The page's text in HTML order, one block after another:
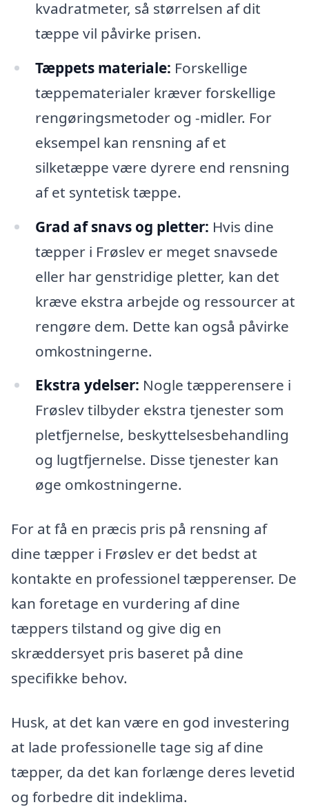
kvadratmeter, så størrelsen af dit
tæppe vil påvirke prisen.
Tæppets materiale: Forskellige
tæppematerialer kræver forskellige
rengøringsmetoder og -midler. For
eksempel kan rensning af et
silketæppe være dyrere end rensning
af et syntetisk tæppe.
Grad af snavs og pletter: Hvis dine
tæpper i Frøslev er meget snavsede
eller har genstridige pletter, kan det
kræve ekstra arbejde og ressourcer at
rengøre dem. Dette kan også påvirke
omkostningerne.
Ekstra ydelser: Nogle tæpperensere i
Frøslev tilbyder ekstra tjenester som
pletfjernelse, beskyttelsesbehandling
og lugtfjernelse. Disse tjenester kan
øge omkostningerne.
For at få en præcis pris på rensning af
dine tæpper i Frøslev er det bedst at
kontakte en professionel tæpperenser. De
kan foretage en vurdering af dine
tæppers tilstand og give dig en
skræddersyet pris baseret på dine
specifikke behov.
Husk, at det kan være en god investering
at lade professionelle tage sig af dine
tæpper, da det kan forlænge deres levetid
og forbedre dit indeklima.